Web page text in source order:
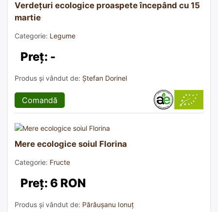
Verdețuri ecologice proaspete începând cu 15
martie
Categorie: Legume
Preț: -
Produs și vândut de: Ștefan Dorinel
Comandă
Mere ecologice soiul Florina
Categorie: Fructe
Preț: 6 RON
Produs și vândut de: Părăușanu Ionuț